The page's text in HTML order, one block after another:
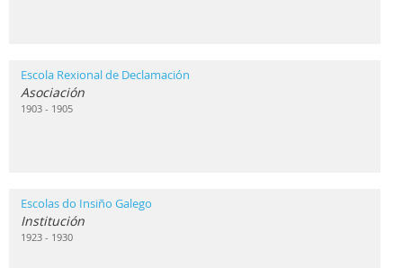
Escola Rexional de Declamación
Asociación
1903 - 1905
Escolas do Insiño Galego
Institución
1923 - 1930